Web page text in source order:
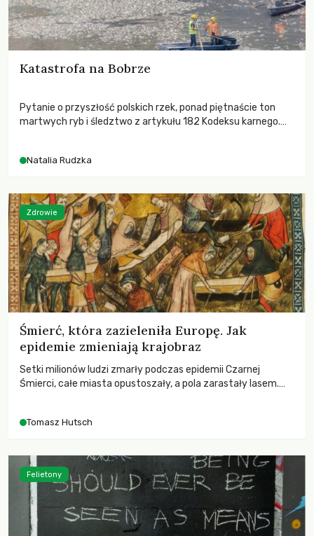
Katastrofa na Bobrze
Pytanie o przyszłość polskich rzek, ponad piętnaście ton
martwych ryb i śledztwo z artykułu 182 Kodeksu karnego.
zdarzeń prowadzących do biologicznej śmierci rzeki.
Natalia Rudzka
Śmierć, która zazieleniła Europę. Jak
epidemie zmieniają krajobraz
Setki milionów ludzi zmarły podczas epidemii Czarnej
Śmierci, całe miasta opustoszały, a pola zarastały lasem.
największych katastrof w swoich dziejach.
Tomasz Hutsch
Zdrowie
Felietony